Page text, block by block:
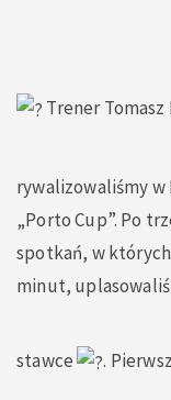
Trener Tomasz
rywalizowaliśmy
„Porto Cup”. Po
spotkań, w
minut,
stawce .